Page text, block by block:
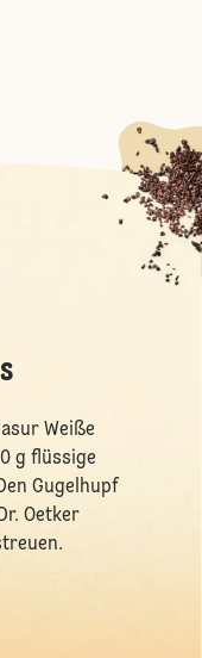
Weiße
g flüssige
Gugelhupf
Oetker